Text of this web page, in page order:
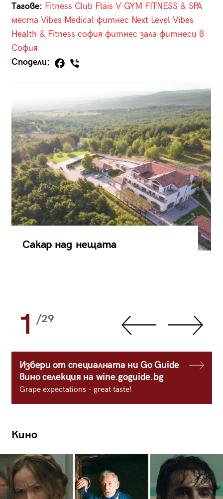
Тагове: Fitness Club Flais V GYM FITNESS & SPA
места Vibes Medical фитнес Next Level Vibes
Health & Fitness софия фитнес зала фитнеси в
София
Сподели:
Сакар над нещата
1 /29
Избери от специалната ни Go Guide
вино селекция на wine.goguide.bg
Grape expectations - great taste!
Кино